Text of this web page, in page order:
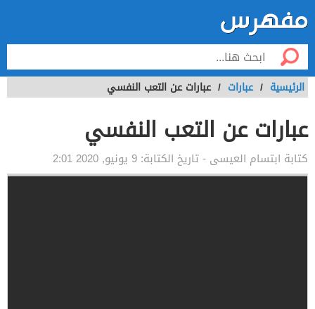
الرئيسية / عبارات / عبارات عن التعب النفسي
عبارات عن التعب النفسي
كتابة ابتسام العيسى - تاريخ الكتابة: 9 يونيو, 2020 2:01